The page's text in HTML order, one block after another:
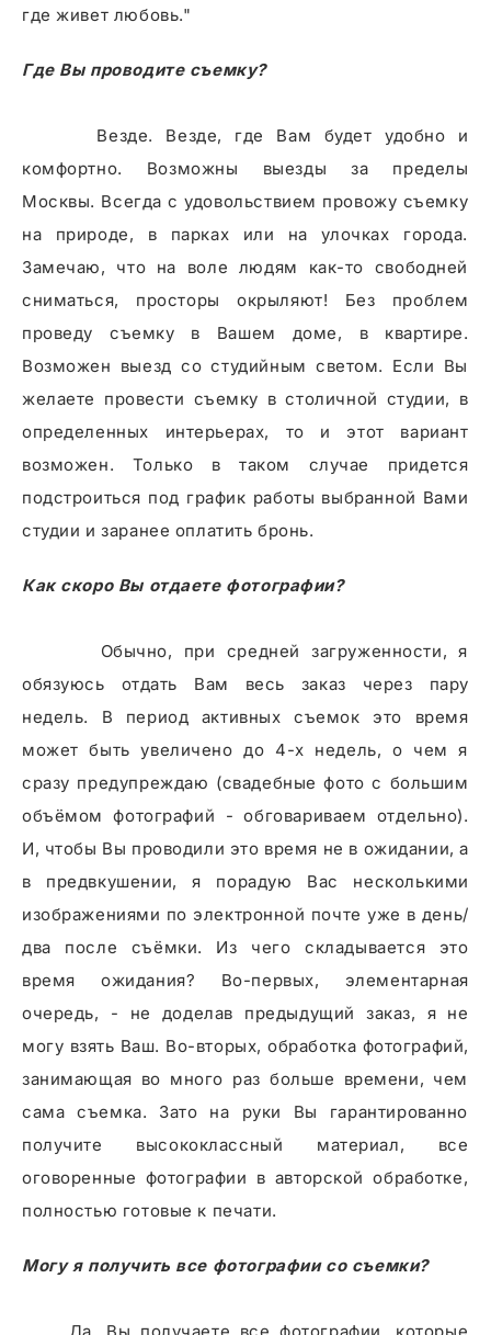
где живет любовь."
Где Вы проводите съемку?
Везде. Везде, где Вам будет удобно и
комфортно. Возможны выезды за пределы
Москвы. Всегда с удовольствием провожу съемку
на природе, в парках или на улочках города.
Замечаю, что на воле людям как-то свободней
сниматься, просторы окрыляют! Без проблем
проведу съемку в Вашем доме, в квартире.
Возможен выезд со студийным светом. Если Вы
желаете провести съемку в столичной студии, в
определенных интерьерах, то и этот вариант
возможен. Только в таком случае придется
подстроиться под график работы выбранной Вами
студии и заранее оплатить бронь.
Как скоро Вы отдаете фотографии?
Обычно, при средней загруженности, я
обязуюсь отдать Вам весь заказ через пару
недель. В период активных съемок это время
может быть увеличено до 4-х недель, о чем я
сразу предупреждаю (свадебные фото с большим
объёмом фотографий - обговариваем отдельно).
И, чтобы Вы проводили это время не в ожидании, а
в предвкушении, я порадую Вас несколькими
изображениями по электронной почте уже в день/
два после съёмки. Из чего складывается это
время ожидания? Во-первых, элементарная
очередь, - не доделав предыдущий заказ, я не
могу взять Ваш. Во-вторых, обработка фотографий,
занимающая во много раз больше времени, чем
сама съемка. Зато на руки Вы гарантированно
получите высококлассный материал, все
оговоренные фотографии в авторской обработке,
полностью готовые к печати.
Могу я получить все фотографии со съемки?